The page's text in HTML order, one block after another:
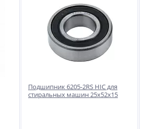
Подшипник 6205-2RS HIC для
стиральных машин 25x52x15